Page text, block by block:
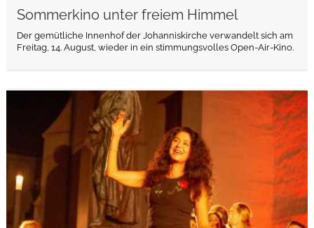
Sommerkino unter freiem Himmel
Der gemütliche Innenhof der Johanniskirche verwandelt sich am
Freitag, 14. August, wieder in ein stimmungsvolles Open-Air-Kino.
weiterlesen